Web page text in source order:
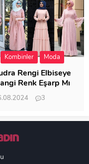
Kombinler Moda
Rengi Elbiseye
Renk Eşarp Mı
Dedi Birisi
3